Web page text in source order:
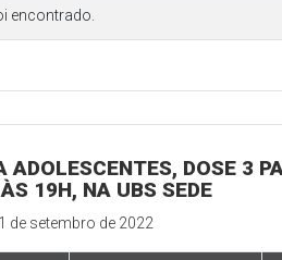
encontrado.
ADOLESCENTES, DOSE 3
19H, NA UBS SEDE
de setembro de 2022